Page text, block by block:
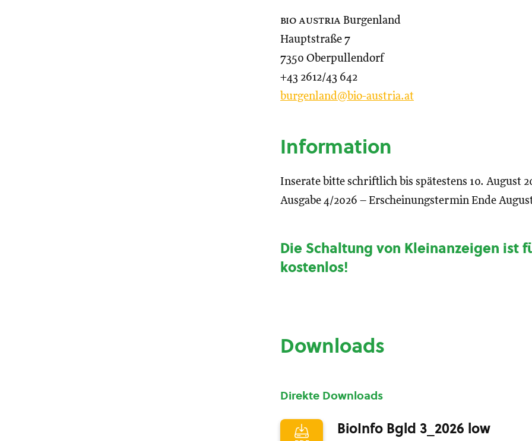
bio austria Burgenland
Hauptstraße 7
7350 Oberpullendorf
+43 2612/43 642
burgenland@bio-austria.at
Information
Inserate bitte schriftlich bis spätestens 10. August
Ausgabe 4/2026 – Erscheinungstermin Ende
Die Schaltung von Kleinanzeigen ist
kostenlos!
Downloads
Direkte Downloads
BioInfo Bgld 3_2026 low